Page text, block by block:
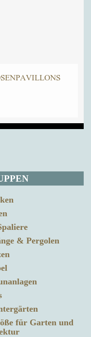
& Pergolen
für Garten und